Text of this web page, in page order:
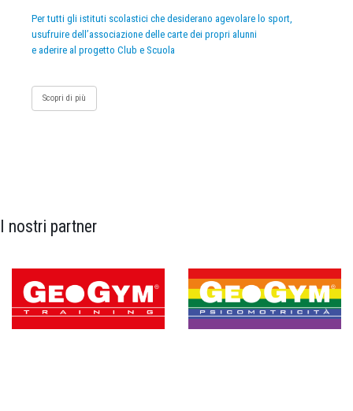
Per tutti gli istituti scolastici che desiderano agevolare lo sport,
usufruire dell’associazione delle carte dei propri alunni
e aderire al progetto Club e Scuola
Scopri di più
I nostri partner